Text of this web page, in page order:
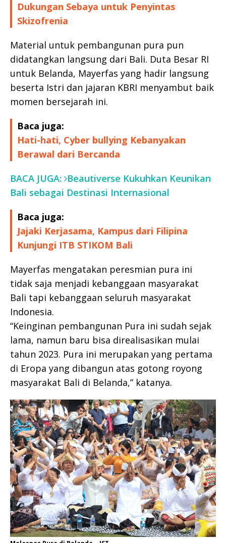
Dukungan Sebaya untuk Penyintas
Skizofrenia
Material untuk pembangunan pura pun
didatangkan langsung dari Bali. Duta Besar RI
untuk Belanda, Mayerfas yang hadir langsung
beserta Istri dan jajaran KBRI menyambut baik
momen bersejarah ini.
Baca juga:
Hati-hati, Cyber bullying Kebanyakan
Berawal dari Bercanda
BACA JUGA: Beautiverse Kukuhkan Keunikan
Bali sebagai Destinasi Internasional
Baca juga:
Jajaki Kerjasama, Kampus dari Filipina
Kunjungi ITB STIKOM Bali
Mayerfas mengatakan peresmian pura ini
tidak saja menjadi kebanggaan masyarakat
Bali tapi kebanggaan seluruh masyarakat
Indonesia.
“Keinginan pembangunan Pura ini sudah sejak
lama, namun baru bisa direalisasikan mulai
tahun 2023. Pura ini merupakan yang pertama
di Eropa yang dibangun atas gotong royong
masyarakat Bali di Belanda,” katanya.